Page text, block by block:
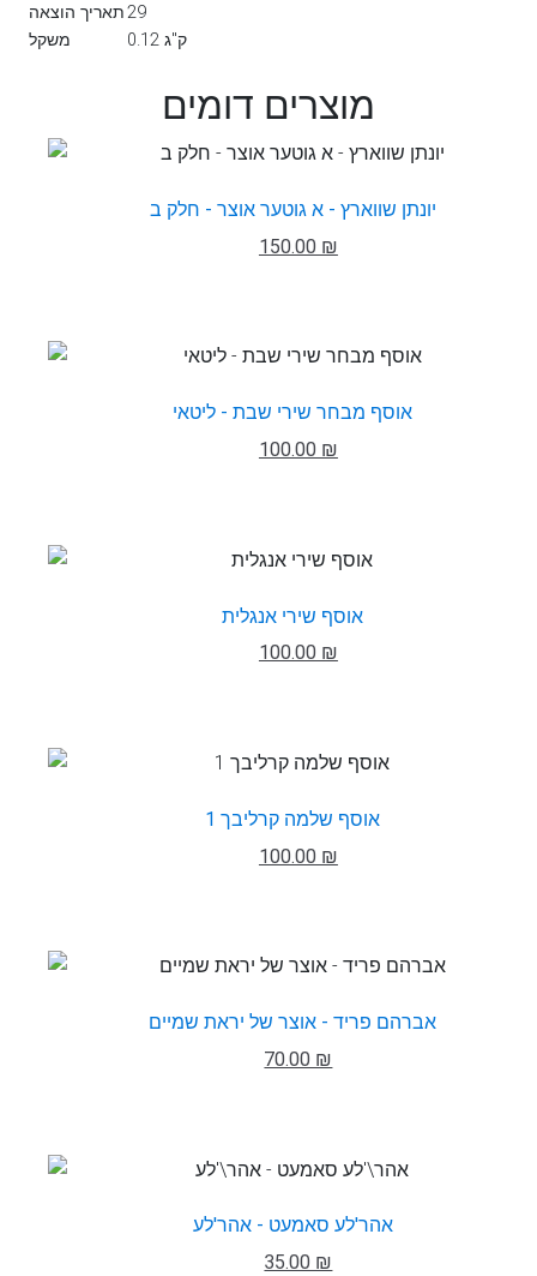
תאריך הוצאה29
משקל
0.12 ק"ג
מוצרים דומים
יונתן שווארץ - א גוטער אוצר - חלק ב
150.00 ₪
אוסף מבחר שירי שבת - ליטאי
100.00 ₪
אוסף שירי אנגלית
100.00 ₪
אוסף שלמה קרליבך 1
100.00 ₪
אברהם פריד - אוצר של יראת שמיים
70.00 ₪
אהר'לע סאמעט - אהר'לע
35.00 ₪